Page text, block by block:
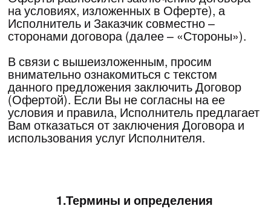
1.Термины и определения
Оферта
по адресу:https://www.bs-
dubai.com/mba_psychology/guide
предложение на заключение договора,
заключаемого между Заказчиком и
Исполнителем, на предоставление
информационно-консультационных услуг,
который заключается посредством акцепта
Оферты.
Акцепт Оферты– полное и безоговорочное
принятие Оферты методом выполнения
– физическое лицо, достигшее
возраста, допустимого в соответствии с